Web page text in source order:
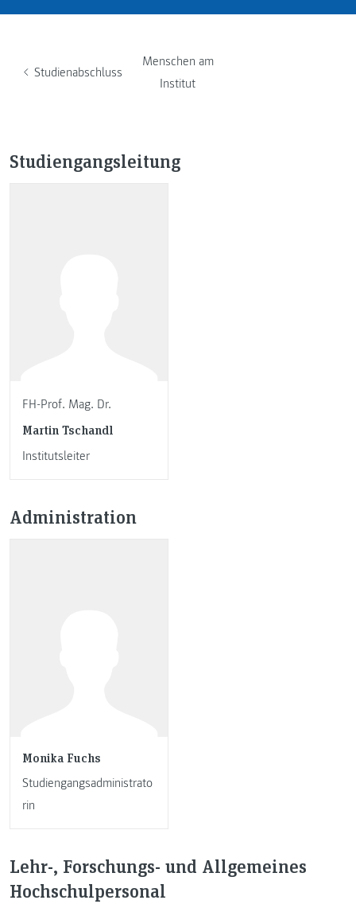
Studienabschluss
Menschen am
Institut
Studiengangsleitung
FH-Prof. Mag. Dr.
Martin Tschandl
Institutsleiter
Administration
Monika Fuchs
Studiengangsadministrato
rin
Lehr-, Forschungs- und Allgemeines
Hochschulpersonal